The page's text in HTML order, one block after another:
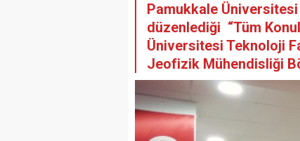
Pamukkale Üniversitesi
düzenlediği “Tüm
Üniversitesi Teknoloji
Jeofizik Mühendisliği